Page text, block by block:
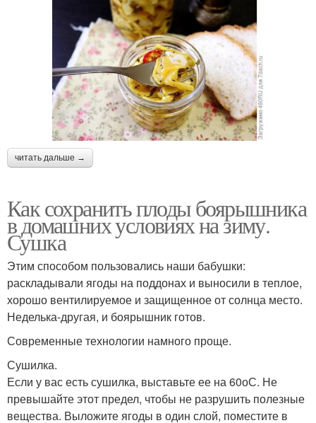
читать дальше →
Как сохранить плоды боярышника
в домашних условиях на зиму.
Сушка
Этим способом пользовались наши бабушки:
раскладывали ягоды на поддонах и выносили в теплое,
хорошо вентилируемое и защищенное от солнца место.
Неделька-другая, и боярышник готов.
Современные технологии намного проще.
Сушилка.
Если у вас есть сушилка, выставьте ее на 60оС. Не
превышайте этот предел, чтобы не разрушить полезные
вещества. Выложите ягоды в один слой, поместите в